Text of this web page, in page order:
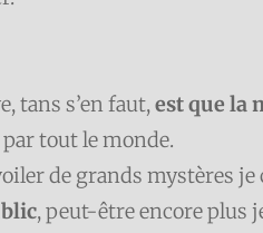
tans s’en faut,est que la
tout le monde.
de grands mystères
, peut-être encore plus